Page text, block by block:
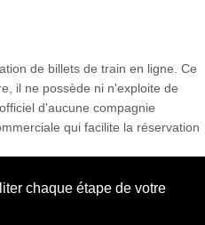
de billets de train en ligne. Ce
il ne possède ni n'exploite de
d'aucune compagnie
qui facilite la réservation
chaque étape de votre